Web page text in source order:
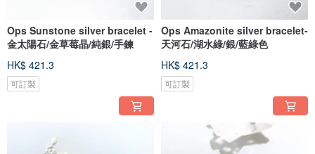
Ops Sunstone silver bracelet -
金太陽石/金草莓晶/純銀/手鍊
HK$ 421.3
可訂製
Ops Amazonite silver bracelet-
天河石/湖水綠/銀/藍綠色
HK$ 421.3
可訂製